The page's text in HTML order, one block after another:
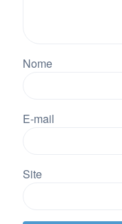
Nome
E-mail
Site